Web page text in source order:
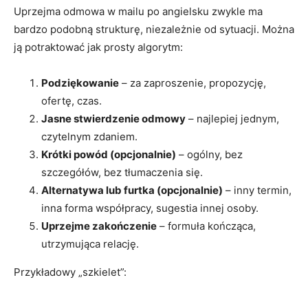
Uprzejma odmowa w mailu po angielsku zwykle ma
bardzo podobną strukturę, niezależnie od sytuacji. Można
ją potraktować jak prosty algorytm:
Podziękowanie – za zaproszenie, propozycję,
ofertę, czas.
Jasne stwierdzenie odmowy – najlepiej jednym,
czytelnym zdaniem.
Krótki powód (opcjonalnie) – ogólny, bez
szczegółów, bez tłumaczenia się.
Alternatywa lub furtka (opcjonalnie) – inny termin,
inna forma współpracy, sugestia innej osoby.
Uprzejme zakończenie – formuła kończąca,
utrzymująca relację.
Przykładowy „szkielet”: